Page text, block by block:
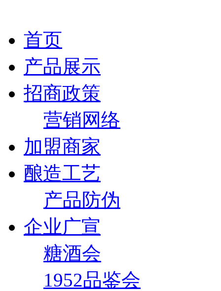
首页
产品展示
招商政策
营销网络
加盟商家
酿造工艺
产品防伪
企业广宣
糖酒会
1952品鉴会